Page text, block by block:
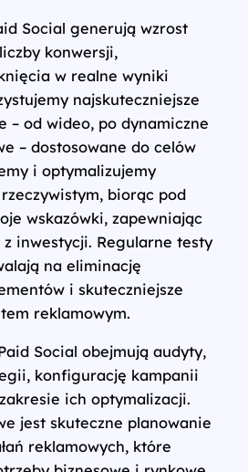
Social generują wzrost
konwersji,
w realne wyniki
najskuteczniejsze
– od wideo, po dynamiczne
– dostosowane do celów
i optymalizujemy
biorąc pod
wskazówki, zapewniając
inwestycji. Regularne testy
na eliminację
i skuteczniejsze
reklamowym.
Social obejmują audyty,
konfigurację kampanii
ich optymalizacji.
jest skuteczne planowanie
reklamowych, które